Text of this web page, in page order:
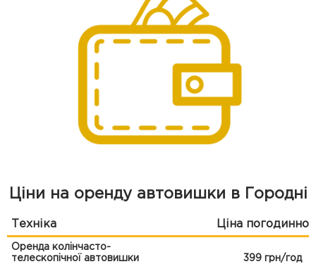
Ціни на оренду автовишки в Городні
Техніка Ціна погодинно
Оренда колінчасто-
телескопічної автовишки
399 грн/год